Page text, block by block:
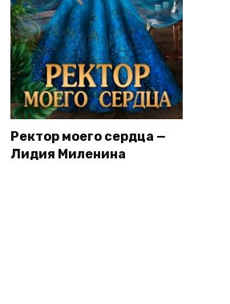
Ректор моего сердца —
Лидия Миленина